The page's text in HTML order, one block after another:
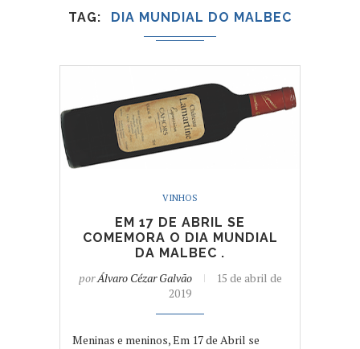
TAG DIA MUNDIAL DO MALBEC
VINHOS
EM 17 DE ABRIL SE
COMEMORA O DIA MUNDIAL
DA MALBEC .
porÁlvaro Cézar Galvão
15 de abril de
2019
Meninas e meninos, Em 17 de Abril se